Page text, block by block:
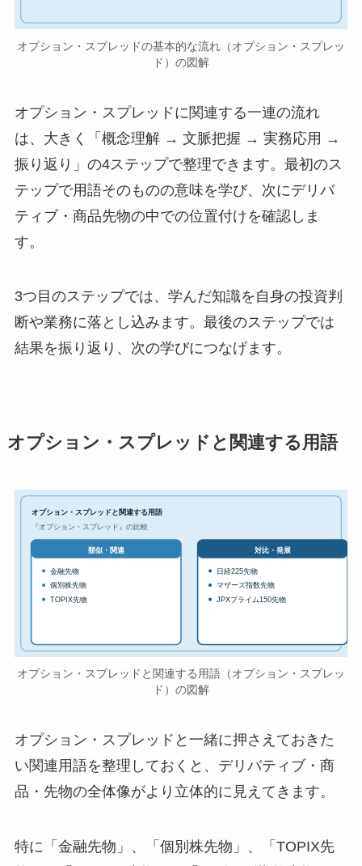
オプション・スプレッドの基本的な流れ（オプション・スプレッ
ド）の図解
オプション・スプレッドに関連する一連の流れ
は、大きく「概念理解 → 文脈把握 → 実務応用 →
振り返り」の4ステップで整理できます。最初のス
テップで用語そのものの意味を学び、次にデリバ
ティブ・商品先物の中での位置付けを確認しま
す。
3つ目のステップでは、学んだ知識を自身の投資判
断や業務に落とし込みます。最後のステップでは
結果を振り返り、次の学びにつなげます。
オプション・スプレッドと関連する用語
オプション・スプレッドと関連する用語
『オプション・スプレッド』の比較
類似・関連
金融先物
個別株先物
TOPIX先物
対比・発展
日経225先物
マザーズ指数先物
JPXプライム150先物
オプション・スプレッドと関連する用語（オプション・スプレッ
ド）の図解
オプション・スプレッドと一緒に押さえておきた
い関連用語を整理しておくと、デリバティブ・商
品・先物の全体像がより立体的に見えてきます。
特に「金融先物」、「個別株先物」、「TOPIX先